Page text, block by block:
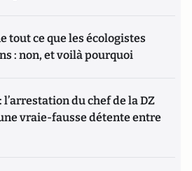
tout ce que les écologistes
: non, et voilà pourquoi
du chef de la DZ
vraie-fausse détente entre